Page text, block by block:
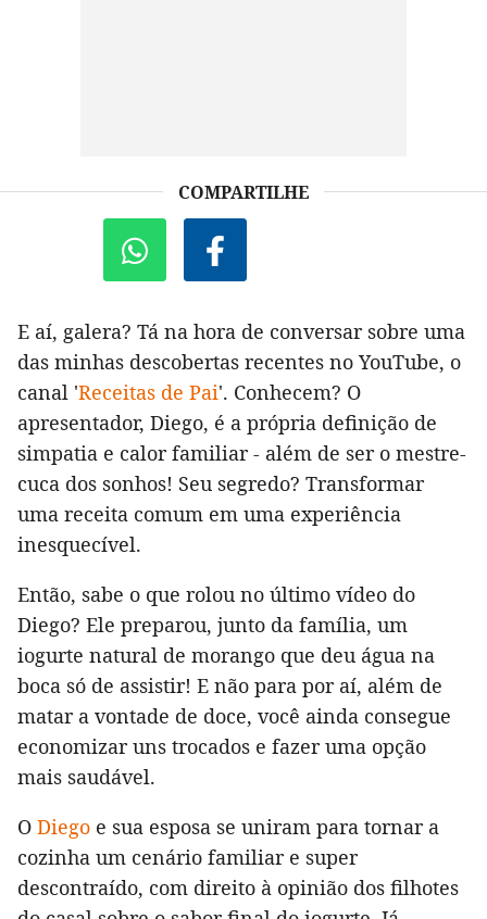
COMPARTILHE
E aí, galera? Tá na hora de conversar sobre uma
das minhas descobertas recentes no YouTube, o
canal 'Receitas de Pai'. Conhecem? O
apresentador, Diego, é a própria definição de
simpatia e calor familiar - além de ser o mestre-
cuca dos sonhos! Seu segredo? Transformar
uma receita comum em uma experiência
inesquecível.
Então, sabe o que rolou no último vídeo do
Diego? Ele preparou, junto da família, um
iogurte natural de morango que deu água na
boca só de assistir! E não para por aí, além de
matar a vontade de doce, você ainda consegue
economizar uns trocados e fazer uma opção
mais saudável.
O Diego e sua esposa se uniram para tornar a
cozinha um cenário familiar e super
descontraído, com direito à opinião dos filhotes